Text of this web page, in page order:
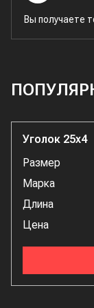
Вы получаете
Уголок 25x4
Размер
Марка
Длина
Цена